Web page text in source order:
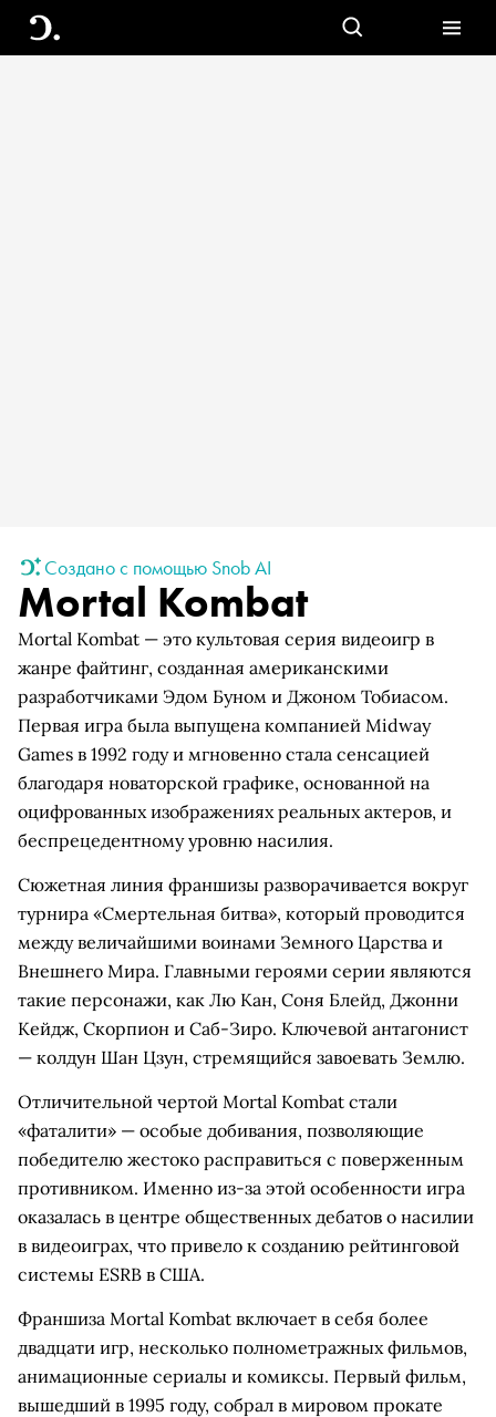
Создано с помощью Snob AI
Mortal Kombat
Mortal Kombat — это культовая серия видеоигр в
жанре файтинг, созданная американскими
разработчиками Эдом Буном и Джоном Тобиасом.
Первая игра была выпущена компанией Midway
Games в 1992 году и мгновенно стала сенсацией
благодаря новаторской графике, основанной на
оцифрованных изображениях реальных актеров, и
беспрецедентному уровню насилия.
Сюжетная линия франшизы разворачивается вокруг
турнира «Смертельная битва», который проводится
между величайшими воинами Земного Царства и
Внешнего Мира. Главными героями серии являются
такие персонажи, как Лю Кан, Соня Блейд, Джонни
Кейдж, Скорпион и Саб-Зиро. Ключевой антагонист
— колдун Шан Цзун, стремящийся завоевать Землю.
Отличительной чертой Mortal Kombat стали
«фаталити» — особые добивания, позволяющие
победителю жестоко расправиться с поверженным
противником. Именно из-за этой особенности игра
оказалась в центре общественных дебатов о насилии
в видеоиграх, что привело к созданию рейтинговой
системы ESRB в США.
Франшиза Mortal Kombat включает в себя более
двадцати игр, несколько полнометражных фильмов,
анимационные сериалы и комиксы. Первый фильм,
вышедший в 1995 году, собрал в мировом прокате